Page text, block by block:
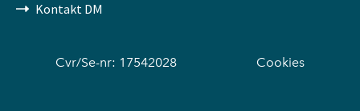
Kontakt DM
Cvr/Se-nr: 17542028 Cookies